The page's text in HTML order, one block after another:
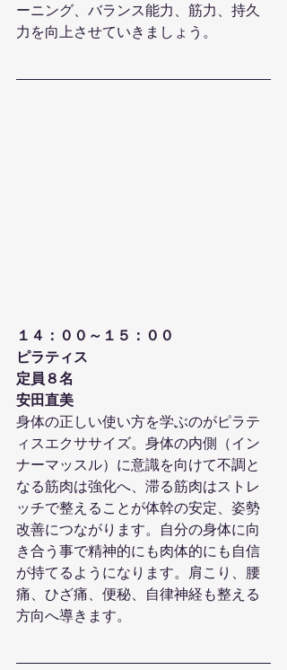
ーニング、バランス能力、筋力、持久
力を向上させていきましょう。
１４：００～１５：００
ピラティス
定員８名
安田直美
身体の正しい使い方を学ぶのがピラテ
ィスエクササイズ。身体の内側（イン
ナーマッスル）に意識を向けて不調と
なる筋肉は強化へ、滞る筋肉はストレ
ッチで整えることが体幹の安定、姿勢
改善につながります。自分の身体に向
き合う事で精神的にも肉体的にも自信
が持てるようになります。肩こり、腰
痛、ひざ痛、便秘、自律神経も整える
方向へ導きます。